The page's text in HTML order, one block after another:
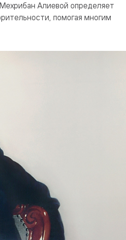
Алиевой определяет
помогая многим